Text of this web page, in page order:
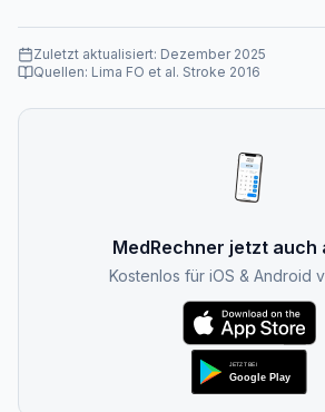
Zuletzt aktualisiert: Dezember 2025
Quellen: Lima FO et al. Stroke 2016
MedRechner jetzt auch
Kostenlos für iOS & Android